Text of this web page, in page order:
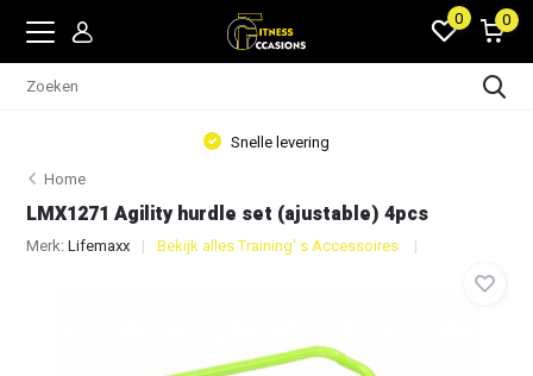
0 0
Snelle levering
Home
LMX1271 Agility hurdle set (ajustable) 4pcs
Merk:Lifemaxx Bekijk alles Training' s Accessoires